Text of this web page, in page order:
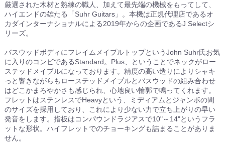
厳選された木材と熟練の職人、加えて最先端の機械をもってして、
ハイエンドの雄たる「Suhr Guitars」。本機は正規代理店であるオ
カダインターナショナルによる2019年からの企画であるJ Selectシ
リーズ。
バスウッドボディにフレイムメイプルトップというJohn Suhr氏お気
に入りのコンビであるStandard。Plus、ということでネックがロー
ステッドメイプルになっております。精度の高い造りによりシャキ
っと響きながらもローステッドメイプルとバスウッドの組み合わせ
はどこかまろやかさも感じられ、心地良い輪郭で鳴ってくれます。
フレットはステンレスでHeavyという、ミディアムとジャンボの間
のサイズを採用しており、これにより少ない力で立ち上がりの早い
発音をします。指板はコンパウンドラジアスで10"～14"というフラ
ットな形状。ハイフレットでのチョーキングも詰まることがありま
せん。